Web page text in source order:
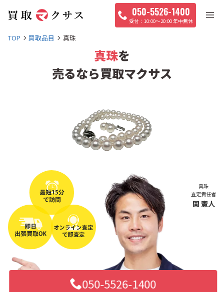
050-5526-1400
10:00〜20:00 年中無休
TOP 買取品目 真珠
真珠を
売るなら買取マクサス
真珠
査定責任者
関 憲人
050-5526-1400